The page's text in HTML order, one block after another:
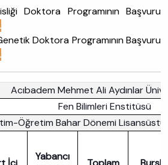
Doktora Programının Başvuru
Doktora Programının Başvuru
Acıbadem Mehmet Ali Aydınlar
Fen Bilimleri Enstitüsü
Öğretim Bahar Dönemi Lisansüstü
Yabancı